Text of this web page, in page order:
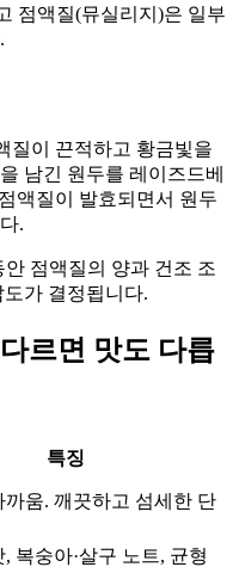
점액질(뮤실리지)은 일부
질이 끈적하고 황금빛을
남긴 원두를 레이즈드베
액질이 발효되면서 원두
.
점액질의 양과 건조 조
가 결정됩니다.
르면 맛도 다릅
특징
까움. 깨끗하고 섬세한 단
복숭아·살구 노트, 균형